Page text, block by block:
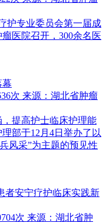
护专业委员会第一届成
医院召开，300余名医
幕
次 来源：湖北省肿瘤
提高护士临床护理能
部于12月4日举办了以
风采”为主题的预见性
者安宁疗护临床实践新
次 来源：湖北省肿